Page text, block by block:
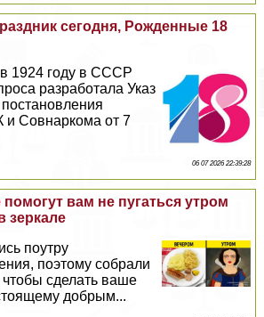
сегодня, Рожденные 18
в 1924 году в СССР
разработала Указ
и Совнаркома от 7
06 07 2026 22:39:28
вам не пугаться утром
зеркале
поутру
поэтому собрали
чтобы сделать ваше
добрым...